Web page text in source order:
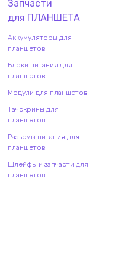
Запчасти
для ПЛАНШЕТА
Аккумуляторы для
планшетов
Блоки питания для
планшетов
Модули для планшетов
Тачскрины для
планшетов
Разъемы питания для
планшетов
Шлейфы и запчасти для
планшетов